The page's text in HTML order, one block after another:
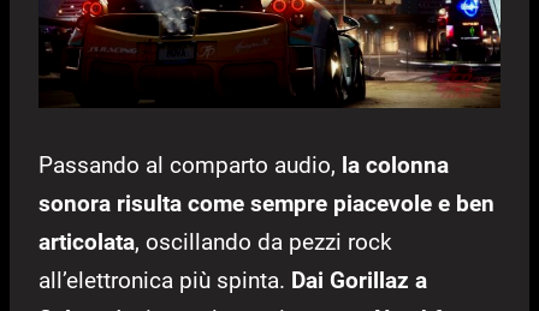
Passando al comparto audio, la colonna
sonora risulta come sempre piacevole e ben
articolata, oscillando da pezzi rock
all’elettronica più spinta. Dai Gorillaz a